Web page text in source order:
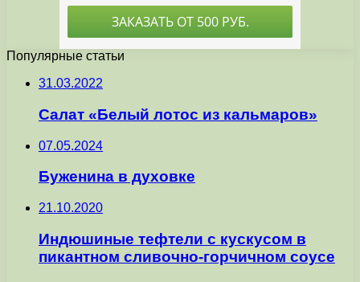
Популярные статьи
31.03.2022
Салат «Белый лотос из кальмаров»
07.05.2024
Буженина в духовке
21.10.2020
Индюшиные тефтели с кускусом в
пикантном сливочно-горчичном соусе